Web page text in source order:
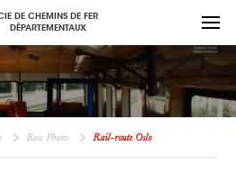
DE CHEMINS DE FER
DÉPARTEMENTAUX
Base Photos Rail-route Oslo